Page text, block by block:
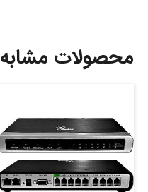
محصولات مشابه